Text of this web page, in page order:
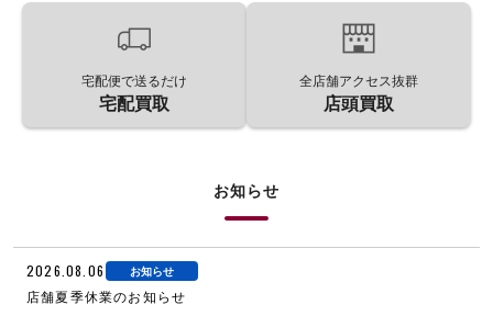
宅配便で送るだけ
宅配買取
全店舗アクセス抜群
店頭買取
お知らせ
2026.08.06 お知らせ
店舗夏季休業のお知らせ